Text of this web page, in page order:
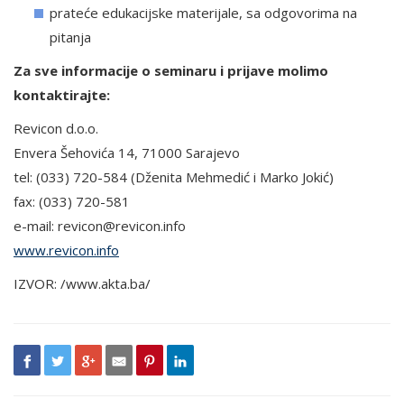
prateće edukacijske materijale, sa odgovorima na
pitanja
Za sve informacije o seminaru i prijave molimo
kontaktirajte:
Revicon d.o.o.
Envera Šehovića 14, 71000 Sarajevo
tel: (033) 720-584 (Dženita Mehmedić i Marko Jokić)
fax: (033) 720-581
e-mail: revicon@revicon.info
www.revicon.info
IZVOR: /www.akta.ba/